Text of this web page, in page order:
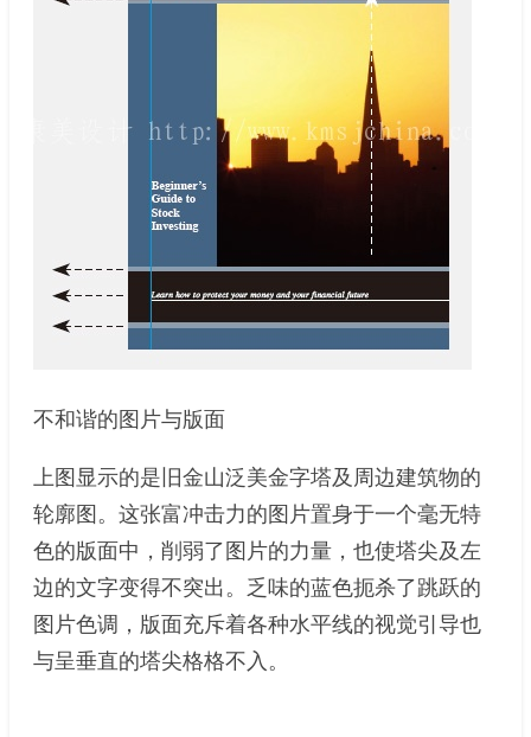
不和谐的图片与版面
上图显示的是旧金山泛美金字塔及周边建筑物的
轮廓图。这张富冲击力的图片置身于一个毫无特
色的版面中，削弱了图片的力量，也使塔尖及左
边的文字变得不突出。乏味的蓝色扼杀了跳跃的
图片色调，版面充斥着各种水平线的视觉引导也
与呈垂直的塔尖格格不入。